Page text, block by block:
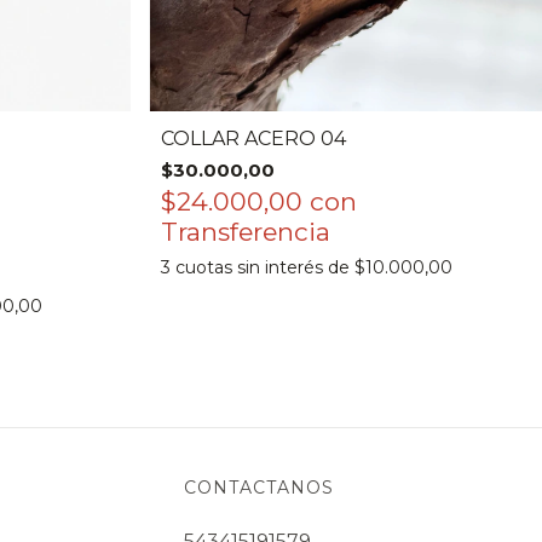
COLLAR ACERO 04
$30.000,00
$24.000,00 con
3 cuotas sin interés de$10.000,00
CONTACTANOS